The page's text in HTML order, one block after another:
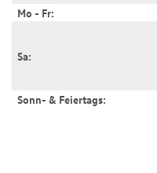
Mo - Fr:
Sa:
Sonn- & Feiertags: